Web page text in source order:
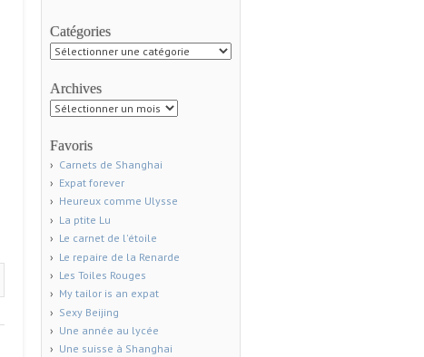
Catégories
Catégories
Archives
Archives
Favoris
Carnets de Shanghai
Expat forever
Heureux comme Ulysse
La ptite Lu
Le carnet de l'étoile
Le repaire de la Renarde
Les Toiles Rouges
My tailor is an expat
Sexy Beijing
Une année au lycée
Une suisse à Shanghai